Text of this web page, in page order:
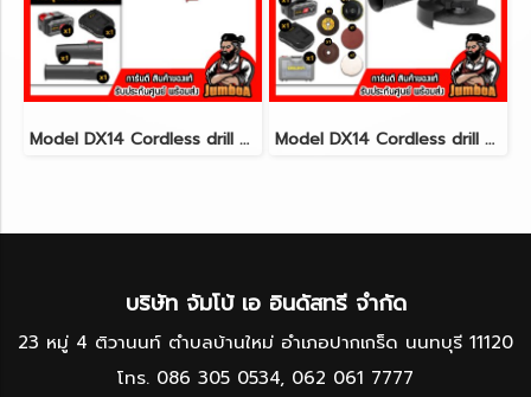
Model DX14 Cordless drill set 3/8"(10mm.) 30N.m 12V MAX* Brushless CAT@(copy)(copy)(copy)(copy)(copy)(copy)(copy)(copy)(copy)(copy)(copy)(copy)(copy)(copy)(copy)(copy) Model DX14 Cordless drill set 3/8"(10mm.) 30N.m 12V MAX* Brushless CAT@(copy)(copy)(copy)(copy)(copy)(copy)(copy)(copy)(copy)(copy)(copy)(copy)
บริษัท จัมโบ้ เอ อินดัสทรี จำกัด
23 หมู่ 4 ติวานนท์ ตำบลบ้านใหม่ อำเภอปากเกร็ด นนทบุรี 11120
โทร. 086 305 0534, 062 061 7777